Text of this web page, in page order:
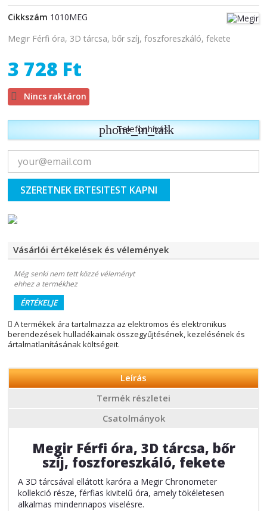
Cikkszám 1010MEG
Megir Férfi óra, 3D tárcsa, bőr szíj, foszforeszkáló, fekete
3 728 Ft
 Nincs raktáron
phone_in_talk
Telefonhívás
SZERETNEK ERTESITEST KAPNI
Vásárlói értékelések és vélemények
Még senki nem tett közzé véleményt
ehhez a termékhez
ÉRTÉKELJE
A termékek ára tartalmazza az elektromos és elektronikus
berendezések hulladékainak összegyűjtésének, kezelésének és
ártalmatlanításának költségeit.
Leírás
Termék részletei
Csatolmányok
Megir Férfi óra, 3D tárcsa, bőr
szíj, foszforeszkáló, fekete
A 3D tárcsával ellátott karóra a Megir Chronometer
kollekció része, férfias kivitelű óra, amely tökéletesen
alkalmas mindennapos viselésre.